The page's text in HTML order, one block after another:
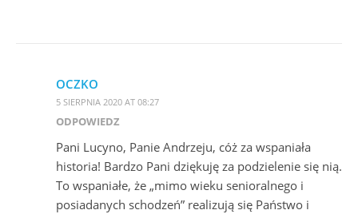
OCZKO
5 SIERPNIA 2020 AT 08:27
ODPOWIEDZ
Pani Lucyno, Panie Andrzeju, cóż za wspaniała
historia! Bardzo Pani dziękuję za podzielenie się nią.
To wspaniałe, że „mimo wieku senioralnego i
posiadanych schodzeń” realizują się Państwo i